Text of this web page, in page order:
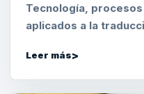
Tecnología,
aplicados a la
Leer más